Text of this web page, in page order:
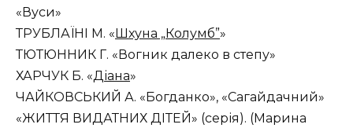
«Вуси»
ТРУБЛАЇНІ М. «Шхуна „Колумб”»
ТЮТЮННИК Г. «Вогник далеко в степу»
ХАРЧУК Б. «Діана»
ЧАЙКОВСЬКИЙ А. «Богданко», «Сагайдачний»
«ЖИТТЯ ВИДАТНИХ ДІТЕЙ» (серія). (Марина